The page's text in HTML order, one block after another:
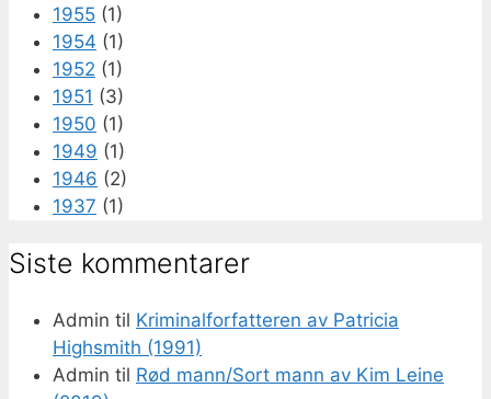
1955 (1)
1954 (1)
1952 (1)
1951 (3)
1950 (1)
1949 (1)
1946 (2)
1937 (1)
Siste kommentarer
Admin til Kriminalforfatteren av Patricia
Highsmith (1991)
Admin til Rød mann/Sort mann av Kim Leine